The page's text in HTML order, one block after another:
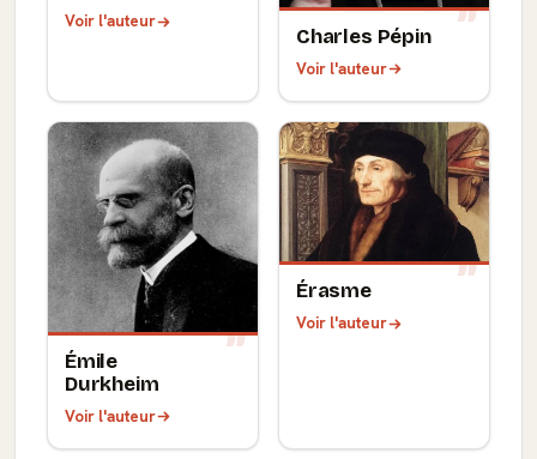
Voir l'auteur
Charles Pépin
Voir l'auteur
Émile
Durkheim
Voir l'auteur
Érasme
Voir l'auteur